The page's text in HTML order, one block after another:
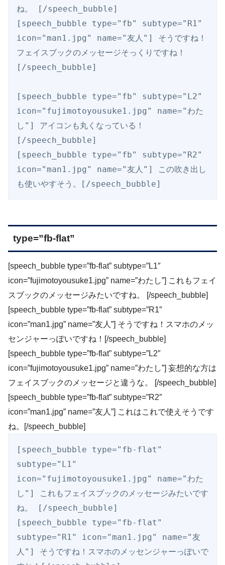
ね。 [/speech_bubble]
[speech_bubble type="fb" subtype="R1"
icon="man1.jpg" name="友人"] そうですね！
フェイスブックのメッセージそっくりですね！
[/speech_bubble]
[speech_bubble type="fb" subtype="L2"
icon="fujimotoyousuke1.jpg" name="わた
し"] アイコンも丸くなっている！
[/speech_bubble]
[speech_bubble type="fb" subtype="R2"
icon="man1.jpg" name="友人"] この吹き出し
も使いやすそう。[/speech_bubble]
type=”fb-flat”
[speech_bubble type=”fb-flat” subtype=”L1″
icon=”fujimotoyousuke1.jpg” name=”わたし”] これもフェイ
スブックのメッセージみたいですね。 [/speech_bubble]
[speech_bubble type=”fb-flat” subtype=”R1″
icon=”man1.jpg” name=”友人”] そうですね！スマホのメッ
センジャーっぽいですね！[/speech_bubble]
[speech_bubble type=”fb-flat” subtype=”L2″
icon=”fujimotoyousuke1.jpg” name=”わたし”] 妄想的な方は
フェイスブックのメッセージと違うな。 [/speech_bubble]
[speech_bubble type=”fb-flat” subtype=”R2″
icon=”man1.jpg” name=”友人”] これはこれで使えそうです
ね。[/speech_bubble]
[speech_bubble type="fb-flat"
subtype="L1"
icon="fujimotoyousuke1.jpg" name="わた
し"] これもフェイスブックのメッセージみたいです
ね。 [/speech_bubble]
[speech_bubble type="fb-flat"
subtype="R1" icon="man1.jpg" name="友
人"] そうですね！スマホのメッセンジャーっぽいで